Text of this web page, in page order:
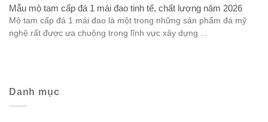
Mẫu mộ tam cấp đá 1 mái đao tinh tế, chất lượng năm 2026
Mộ tam cấp đá 1 mái đao là một trong những sản phẩm đá mỹ
nghệ rất được ưa chuộng trong lĩnh vực xây dựng ...
Danh mục